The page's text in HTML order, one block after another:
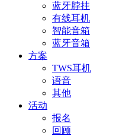
蓝牙脖挂
有线耳机
智能音箱
蓝牙音箱
方案
TWS耳机
语音
其他
活动
报名
回顾